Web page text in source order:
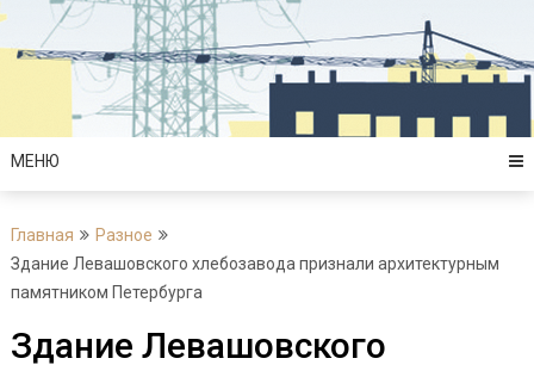
Перейти
содержимому
МЕНЮ
Главная
Разное
Здание Левашовского хлебозавода признали архитектурным
памятником Петербурга
Здание Левашовского